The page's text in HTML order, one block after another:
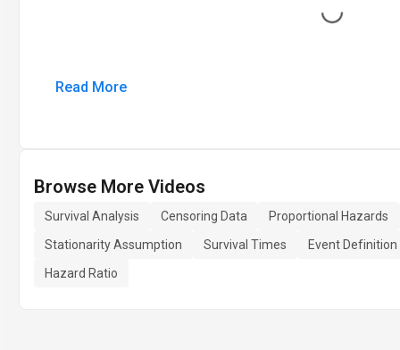
Loading...
Read More
Browse More Videos
Survival Analysis Censoring Data
Proportional Hazards
Stationarity Assumption
Survival Times
Event Definition
Hazard Ratio